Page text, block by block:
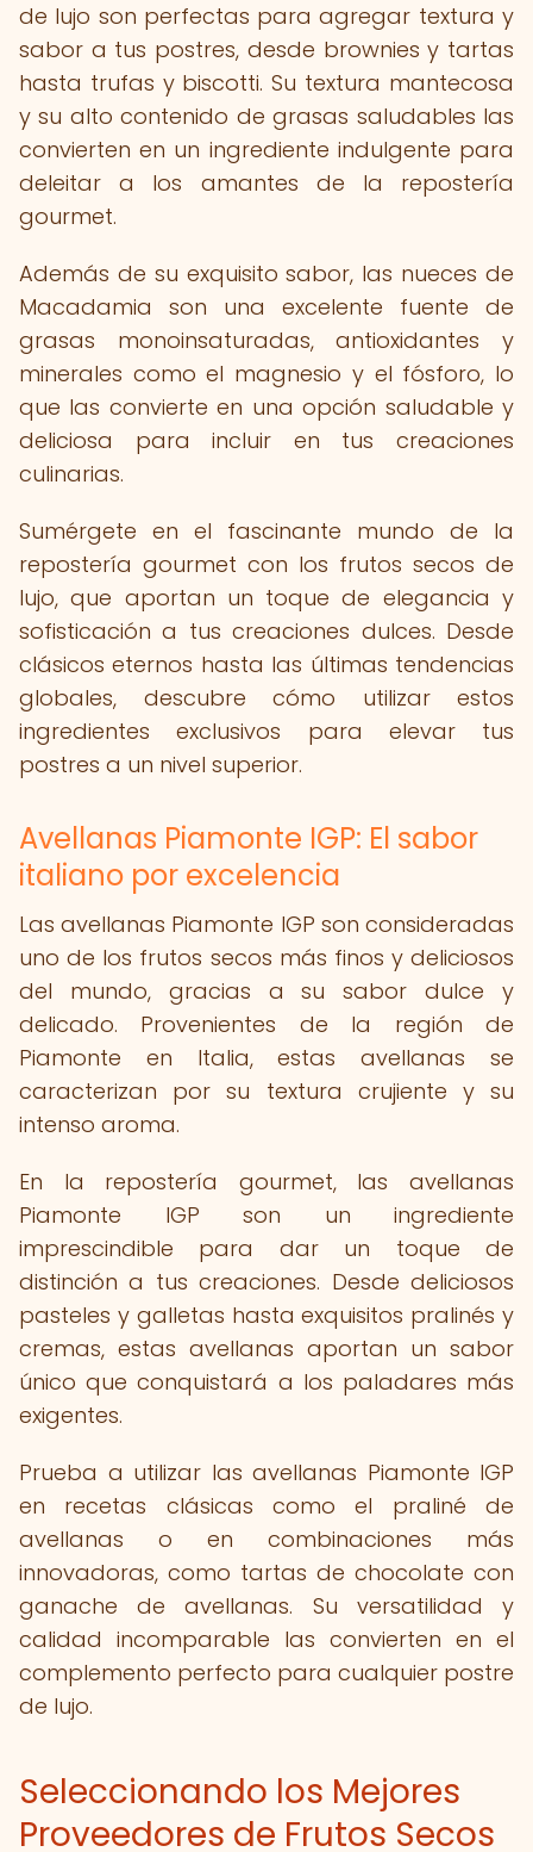
de lujo son perfectas para agregar textura y
sabor a tus postres, desde brownies y tartas
hasta trufas y biscotti. Su textura mantecosa
y su alto contenido de grasas saludables las
convierten en un ingrediente indulgente para
deleitar a los amantes de la repostería
gourmet.
Además de su exquisito sabor, las nueces de
Macadamia son una excelente fuente de
grasas monoinsaturadas, antioxidantes y
minerales como el magnesio y el fósforo, lo
que las convierte en una opción saludable y
deliciosa para incluir en tus creaciones
culinarias.
Sumérgete en el fascinante mundo de la
repostería gourmet con los frutos secos de
lujo, que aportan un toque de elegancia y
sofisticación a tus creaciones dulces. Desde
clásicos eternos hasta las últimas tendencias
globales, descubre cómo utilizar estos
ingredientes exclusivos para elevar tus
postres a un nivel superior.
Avellanas Piamonte IGP: El sabor
italiano por excelencia
Las avellanas Piamonte IGP son consideradas
uno de los frutos secos más finos y deliciosos
del mundo, gracias a su sabor dulce y
delicado. Provenientes de la región de
Piamonte en Italia, estas avellanas se
caracterizan por su textura crujiente y su
intenso aroma.
En la repostería gourmet, las avellanas
Piamonte IGP son un ingrediente
imprescindible para dar un toque de
distinción a tus creaciones. Desde deliciosos
pasteles y galletas hasta exquisitos pralinés y
cremas, estas avellanas aportan un sabor
único que conquistará a los paladares más
exigentes.
Prueba a utilizar las avellanas Piamonte IGP
en recetas clásicas como el praliné de
avellanas o en combinaciones más
innovadoras, como tartas de chocolate con
ganache de avellanas. Su versatilidad y
calidad incomparable las convierten en el
complemento perfecto para cualquier postre
de lujo.
Seleccionando los Mejores
Proveedores de Frutos Secos